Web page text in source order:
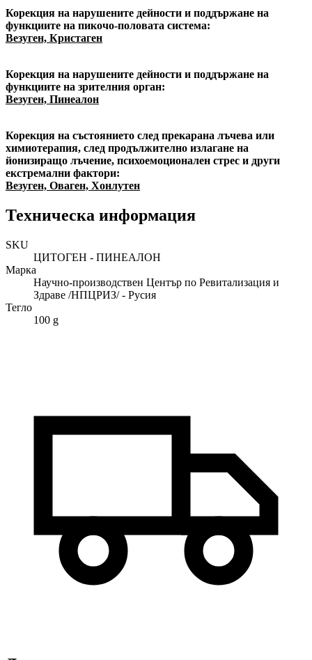
Корекция на нарушените дейности и поддържане на
функциите на пикочо-половата система:
Везуген, Кристаген
Корекция на нарушените дейности и поддържане на
функциите на зрителния орган:
Везуген, Пинеалон
Корекция на състоянието след прекарана лъчева или
химиотерапия, след продължително излагане на
йонизиращо лъчение, психоемоционален стрес и други
екстремални фактори:
Везуген, Оваген, Хонлутен
Техническа информация
SKU
ЦИТОГЕН - ПИНЕАЛОН
Марка
Научно-производствен Център по Ревитализация и
Здраве /НПЦРИЗ/ - Русия
Тегло
100 g